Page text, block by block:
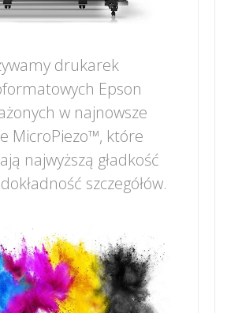
drukarek
Epson
w najnowsze
MicroPiezo™, które
najwyższą gładkość
szczegółów.